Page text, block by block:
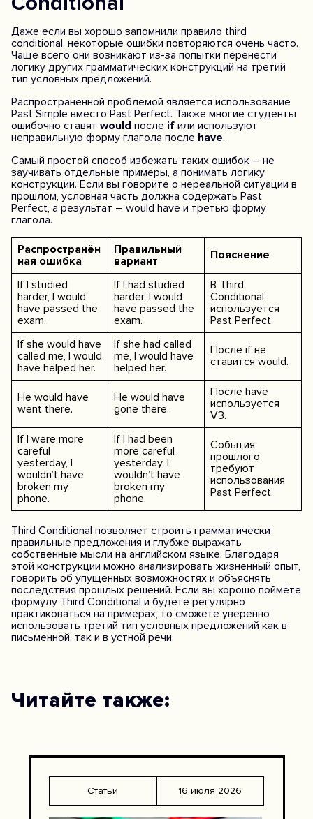
Даже если вы хорошо запомнили правило third
conditional, некоторые ошибки повторяются очень часто.
Чаще всего они возникают из-за попытки перенести
логику других грамматических конструкций на третий
тип условных предложений.
Распространённой проблемой является использование
Past Simple вместо Past Perfect. Также многие студенты
ошибочно ставят would после if или используют
неправильную форму глагола после have.
Самый простой способ избежать таких ошибок – не
заучивать отдельные примеры, а понимать логику
конструкции. Если вы говорите о нереальной ситуации в
прошлом, условная часть должна содержать Past
Perfect, а результат – would have и третью форму
глагола.
Распространён
ная ошибка
Правильный
вариант
Пояснение
If I studied
harder, I would
have passed the
exam.
If I had studied
harder, I would
have passed the
exam.
В Third
Conditional
используется
Past Perfect.
If she would have
called me, I would
have helped her.
If she had called
me, I would have
helped her.
После if не
ставится would.
He would have
went there.
He would have
gone there.
После have
используется
V3.
If I were more
careful
yesterday, I
wouldn’t have
broken my
phone.
If I had been
more careful
yesterday, I
wouldn’t have
broken my
phone.
События
прошлого
требуют
использования
Past Perfect.
Third Conditional позволяет строить грамматически
правильные предложения и глубже выражать
собственные мысли на английском языке. Благодаря
этой конструкции можно анализировать жизненный опыт,
говорить об упущенных возможностях и объяснять
последствия прошлых решений. Если вы хорошо поймёте
формулу Third Conditional и будете регулярно
практиковаться на примерах, то сможете уверенно
использовать третий тип условных предложений как в
письменной, так и в устной речи.
Читайте также:
Статьи 16 июля 2026